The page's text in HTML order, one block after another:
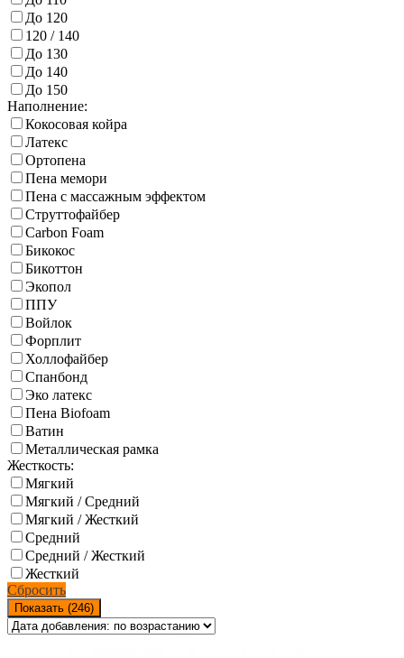
До 120
120 / 140
До 130
До 140
До 150
Наполнение:
Кокосовая койра
Латекс
Ортопена
Пена мемори
Пена с массажным эффектом
Струттофайбер
Carbon Foam
Бикокос
Бикоттон
Экопол
ППУ
Войлок
Форплит
Холлофайбер
Спанбонд
Эко латекс
Пена Biofoam
Ватин
Металлическая рамка
Жесткость:
Мягкий
Мягкий / Средний
Мягкий / Жесткий
Средний
Средний / Жесткий
Жесткий
Сбросить
Показать (246)